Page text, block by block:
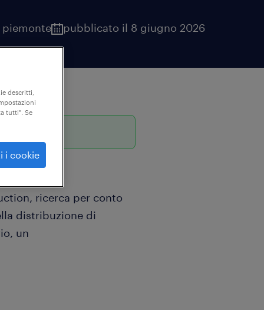
piemonte pubblicato il 8 giugno 2026
ricerca per conto
distribuzione di
un
descritti,
tutti". Se
i cookie